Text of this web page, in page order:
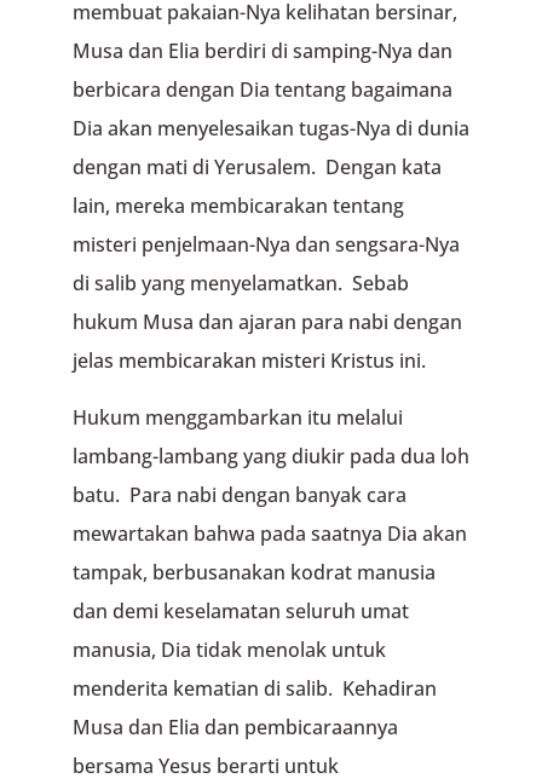
membuat pakaian-Nya kelihatan bersinar,
Musa dan Elia berdiri di samping-Nya dan
berbicara dengan Dia tentang bagaimana
Dia akan menyelesaikan tugas-Nya di dunia
dengan mati di Yerusalem. Dengan kata
lain, mereka membicarakan tentang
misteri penjelmaan-Nya dan sengsara-Nya
di salib yang menyelamatkan. Sebab
hukum Musa dan ajaran para nabi dengan
jelas membicarakan misteri Kristus ini.
Hukum menggambarkan itu melalui
lambang-lambang yang diukir pada dua loh
batu. Para nabi dengan banyak cara
mewartakan bahwa pada saatnya Dia akan
tampak, berbusanakan kodrat manusia
dan demi keselamatan seluruh umat
manusia, Dia tidak menolak untuk
menderita kematian di salib. Kehadiran
Musa dan Elia dan pembicaraannya
bersama Yesus berarti untuk